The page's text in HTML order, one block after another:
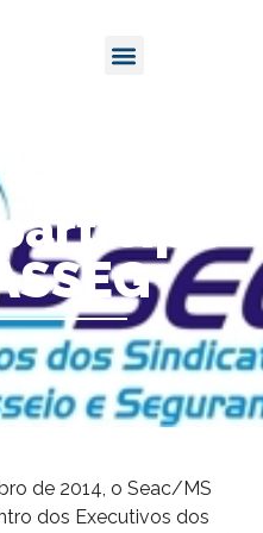
de 2014, o Seac/MS
dos Executivos dos